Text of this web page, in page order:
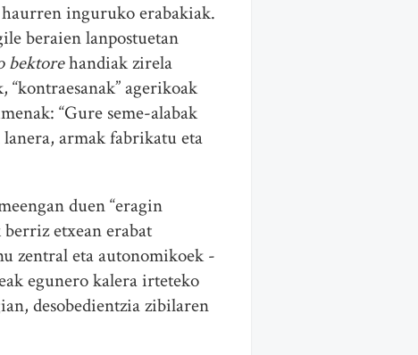
inguruko erabakiak.
beraien lanpostuetan
bektorehandiak zirela
agerikoak
“Gure seme-alabak
armak fabrikatu eta
duen “eragin
berriz etxean erabat
zentral eta autonomikoek -
egunero kalera irteteko
desobedientzia zibilaren